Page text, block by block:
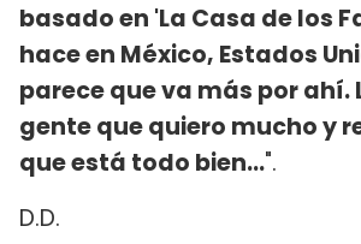
basado en 'La Casa de los
hace en México, Estados
parece que va más por ahí.
gente que quiero mucho y
que está todo bien...".
D.D.